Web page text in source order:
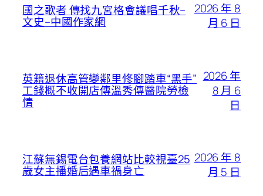
國之歌者 傳找九宮格會議唱千秋–
文史–中國作家網
2026 年 8
月 6 日
英籍退休高管變鄰里修腳踏車“黑手”
工錢概不收開店傳溫秀傳醫院勞檢
情
2026 年
8 月 6
日
江蘇無錫電台包養網站比較視臺25
歲女主播婚后遇車禍身亡
2026 年 8
月 5 日